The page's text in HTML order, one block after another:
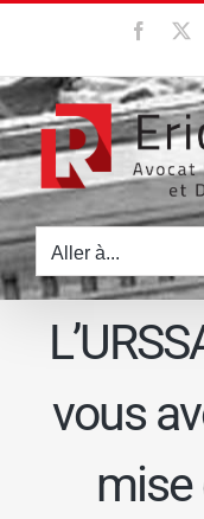
contenu
Aller à...
vous
mise